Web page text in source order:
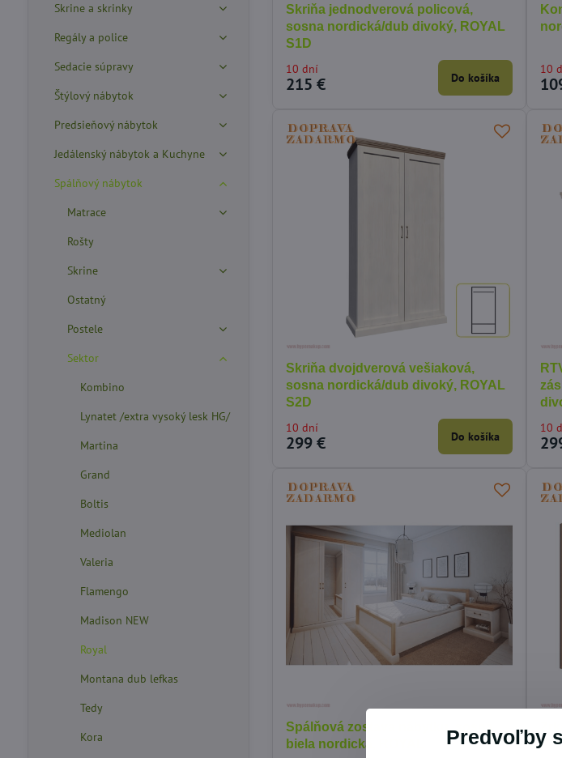
Skriňa jednodverová policová,
sosna nordická/dub divoký, ROYAL
S1D
10 dní
215 € Do košíka
10
Skriňa dvojdverová vešiaková,
sosna nordická/dub divoký, ROYAL
S2D
10 dní
299 € Do košíka
10
Spálňová zostava nábytku, sosna
biela nordická, ROYAL
Skrine a skrinky
Regály a police
Sedacie súpravy
Štýlový nábytok
Predsieňový nábytok
Jedálenský nábytok a Kuchyne
Spálňový nábytok
Matrace
Rošty
Skrine
Ostatný
Postele
Sektor
Kombino
Lynatet /extra vysoký lesk HG/
Martina
Grand
Boltis
Mediolan
Valeria
Flamengo
Madison NEW
Royal
Montana dub lefkas
Tedy
Kora
Predvoľby